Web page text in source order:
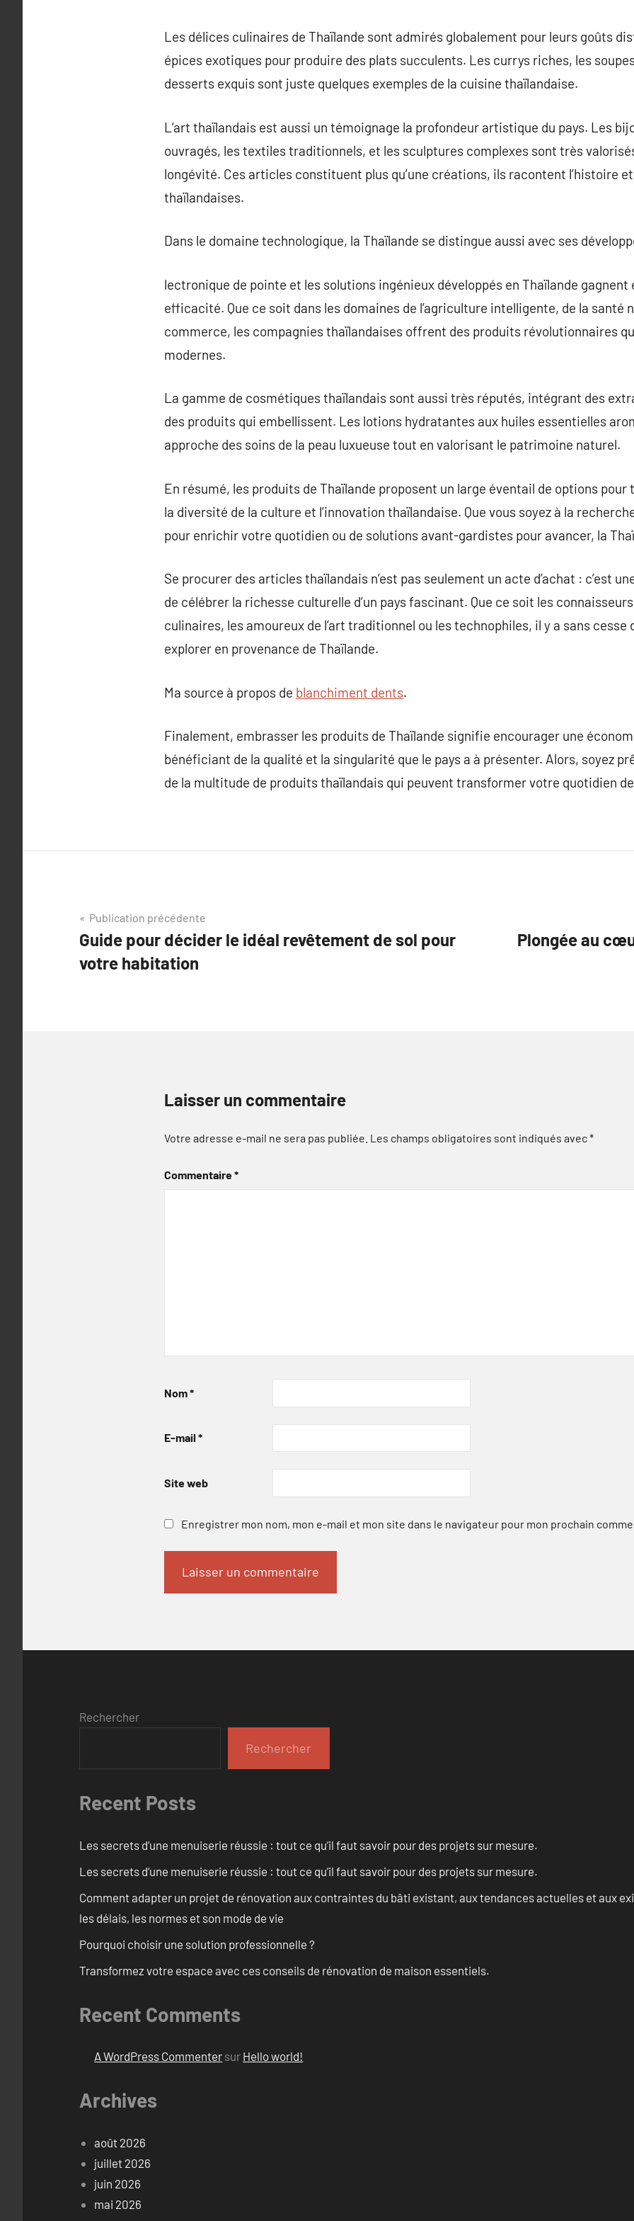
Les délices culinaires de Thaïlande sont admirés globalement pour leurs goûts
épices exotiques pour produire des plats succulents. Les currys riches, les
desserts exquis sont juste quelques exemples de la cuisine thaïlandaise.
L’art thaïlandais est aussi un témoignage la profondeur artistique du pays. Les
ouvragés, les textiles traditionnels, et les sculptures complexes sont très
longévité. Ces articles constituent plus qu’une créations, ils racontent l’histoire
thaïlandaises.
Dans le domaine technologique, la Thaïlande se distingue aussi avec ses
lectronique de pointe et les solutions ingénieux développés en Thaïlande
efficacité. Que ce soit dans les domaines de l’agriculture intelligente, de la santé
commerce, les compagnies thaïlandaises offrent des produits révolutionnaires
modernes.
La gamme de cosmétiques thaïlandais sont aussi très réputés, intégrant des
des produits qui embellissent. Les lotions hydratantes aux huiles essentielles
approche des soins de la peau luxueuse tout en valorisant le patrimoine naturel.
En résumé, les produits de Thaïlande proposent un large éventail de options
la diversité de la culture et l’innovation thaïlandaise. Que vous soyez à la
pour enrichir votre quotidien ou de solutions avant-gardistes pour avancer, la
Se procurer des articles thaïlandais n’est pas seulement un acte d’achat : c’est
de célébrer la richesse culturelle d’un pays fascinant. Que ce soit les
culinaires, les amoureux de l’art traditionnel ou les technophiles, il y a sans cesse
explorer en provenance de Thaïlande.
Ma source à propos de blanchiment dents.
Finalement, embrasser les produits de Thaïlande signifie encourager une
bénéficiant de la qualité et la singularité que le pays a à présenter. Alors, soyez
de la multitude de produits thaïlandais qui peuvent transformer votre quotidien
Navigation
de
l’article
Publication précédente
Guide pour décider le idéal revêtement de sol pour
votre habitation
Plongée au
Laisser un commentaire
Votre adresse e-mail ne sera pas publiée. Les champs obligatoires sont indiqués avec*
Commentaire*
Nom*
E-mail *
Site web
Enregistrer mon nom, mon e-mail et mon site dans le navigateur pour mon prochain
Rechercher
Rechercher
Recent Posts
Les secrets d’une menuiserie réussie : tout ce qu’il faut savoir pour des projets sur mesure.
Les secrets d’une menuiserie réussie : tout ce qu’il faut savoir pour des projets sur mesure.
Comment adapter un projet de rénovation aux contraintes du bâti existant, aux tendances actuelles et aux
les délais, les normes et son mode de vie
Pourquoi choisir une solution professionnelle ?
Transformez votre espace avec ces conseils de rénovation de maison essentiels.
Recent Comments
A WordPress Commenter sur Hello world!
Archives
août 2026
juillet 2026
juin 2026
mai 2026